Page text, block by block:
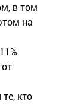
в том
на
кто